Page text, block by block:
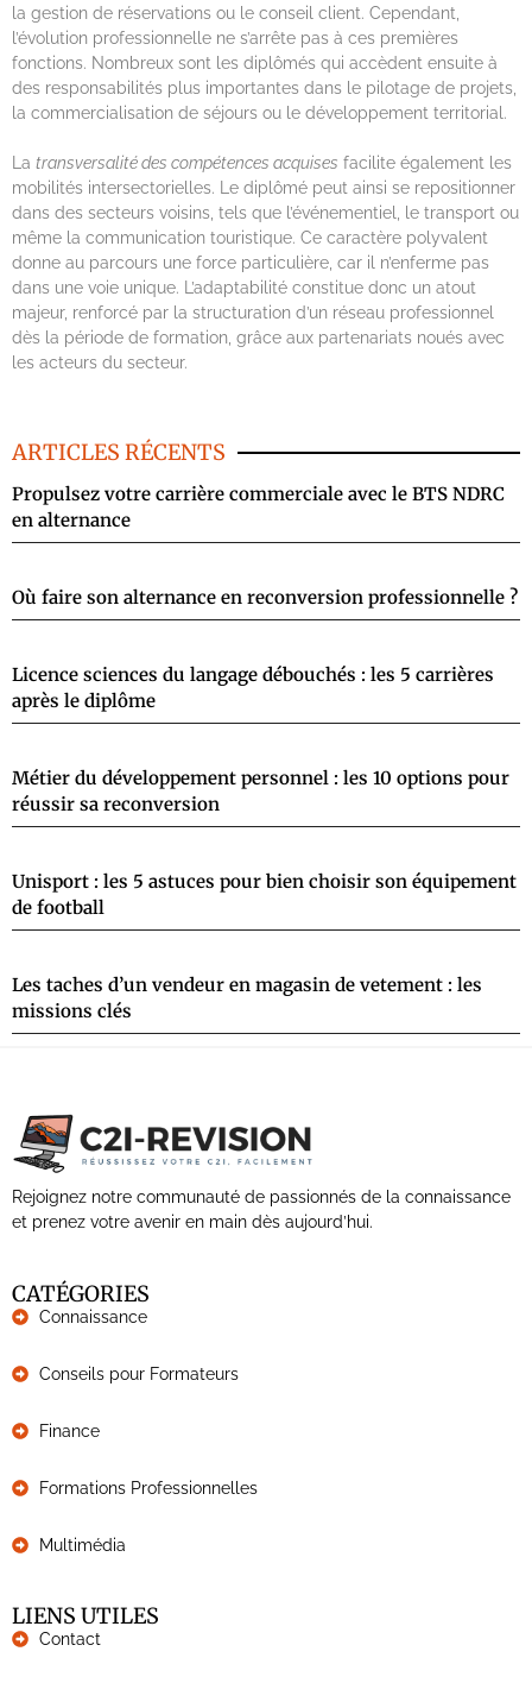
la gestion de réservations ou le conseil client. Cependant,
l’évolution professionnelle ne s’arrête pas à ces premières
fonctions. Nombreux sont les diplômés qui accèdent ensuite à
des responsabilités plus importantes dans le pilotage de projets,
la commercialisation de séjours ou le développement territorial.
La transversalité des compétences acquises facilite également les
mobilités intersectorielles. Le diplômé peut ainsi se repositionner
dans des secteurs voisins, tels que l’événementiel, le transport ou
même la communication touristique. Ce caractère polyvalent
donne au parcours une force particulière, car il n’enferme pas
dans une voie unique. L’adaptabilité constitue donc un atout
majeur, renforcé par la structuration d’un réseau professionnel
dès la période de formation, grâce aux partenariats noués avec
les acteurs du secteur.
ARTICLES RÉCENTS
Propulsez votre carrière commerciale avec le BTS NDRC
en alternance
Où faire son alternance en reconversion professionnelle ?
Licence sciences du langage débouchés : les 5 carrières
après le diplôme
Métier du développement personnel : les 10 options pour
réussir sa reconversion
Unisport : les 5 astuces pour bien choisir son équipement
de football
Les taches d’un vendeur en magasin de vetement : les
missions clés
Rejoignez notre communauté de passionnés de la connaissance
et prenez votre avenir en main dès aujourd’hui.
CATÉGORIES
Connaissance
Conseils pour Formateurs
Finance
Formations Professionnelles
Multimédia
LIENS UTILES
Contact